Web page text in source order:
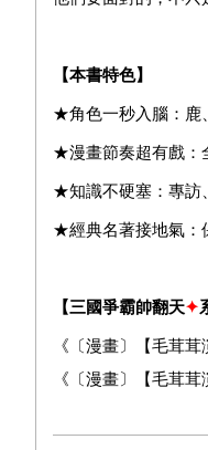
【本書特色】
★角色一秒入腦：鹿
★漫畫節奏超有戲：
★知識不硬塞：專訪
★經典名著接地氣：
【三國爭霸帥翻天✦
《〔漫畫〕【毛茸
《〔漫畫〕【毛茸